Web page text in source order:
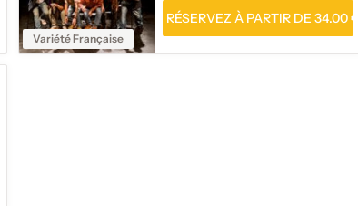
Variété Française
RÉSERVEZ À PARTIR DE 34.00